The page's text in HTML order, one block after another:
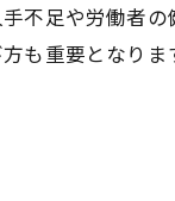
不足や労働者
も重要となり